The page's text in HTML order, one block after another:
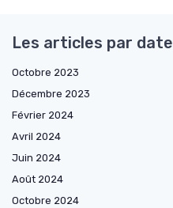
Les articles par date
Octobre 2023
Décembre 2023
Février 2024
Avril 2024
Juin 2024
Août 2024
Octobre 2024